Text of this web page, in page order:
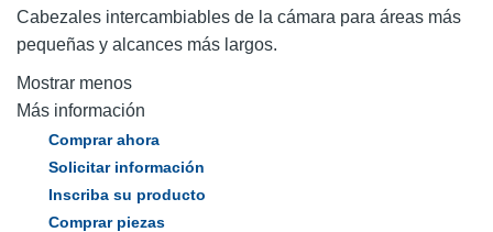
Cabezales intercambiables de la cámara para áreas más
pequeñas y alcances más largos.
Mostrar menos
Más información
Comprar ahora
Solicitar información
Inscriba su producto
Comprar piezas